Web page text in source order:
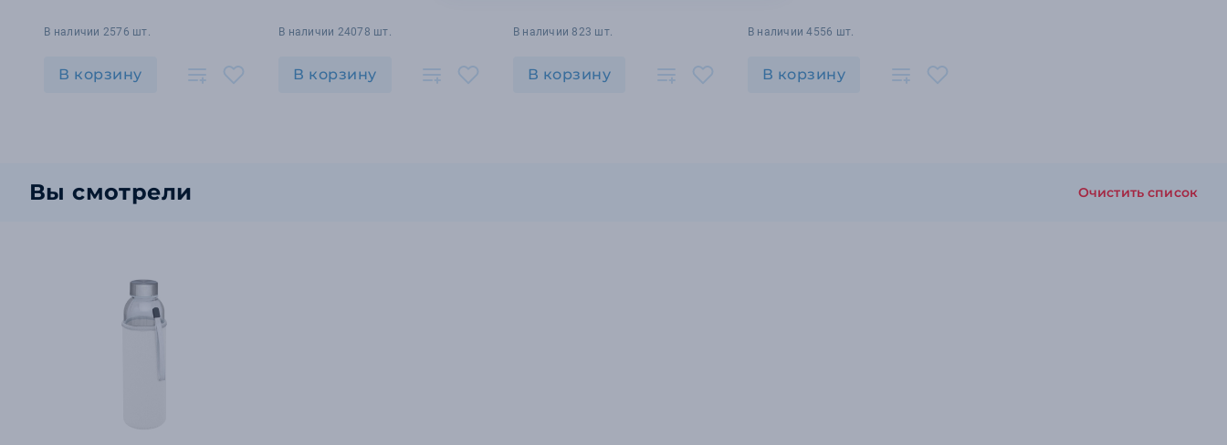
В наличии 2576 шт.
В корзину
В наличии 24078 шт.
В корзину
В наличии 823 шт.
В корзину
В наличии 4556 шт.
В корзину
Вы смотрели Очистить список